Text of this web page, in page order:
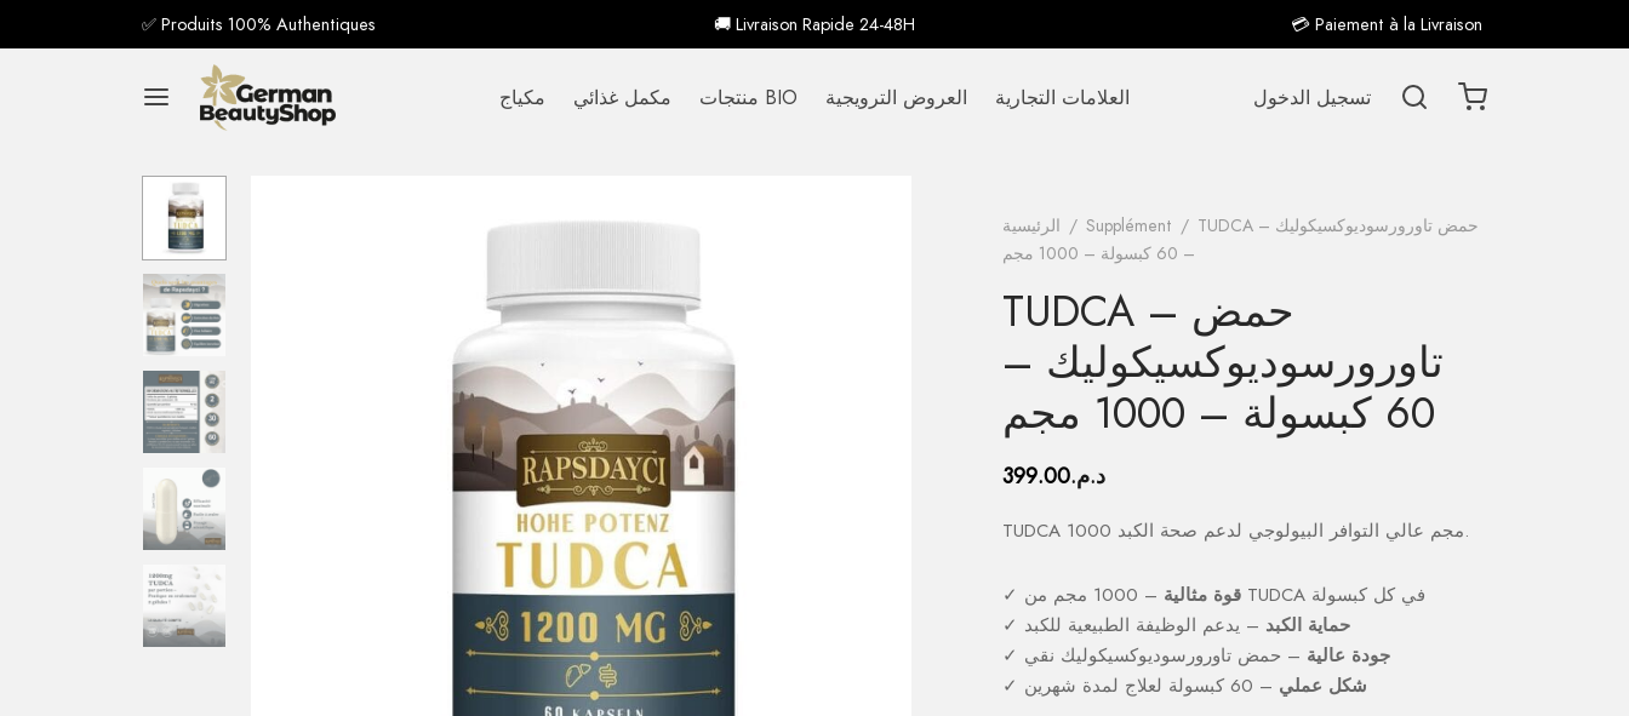
✅ Produits 100% Authentiques 🚚 Livraison Rapide 24-48H 💳 Paiement à la Livraison
مكياج مكمل غذائي منتجات BIO العروض الترويجية العلامات التجارية تسجيل الدخول
الرئيسية / Supplément / TUDCA – حمض تاورورسوديوكسيكوليك
– 60 كبسولة – 1000 مجم
TUDCA – حمض
تاورورسوديوكسيكوليك –
60 كبسولة – 1000 مجم
د.م.399.00
TUDCA 1000 مجم عالي التوافر البيولوجي لدعم صحة الكبد.
✓ قوة مثالية
– 1000 مجم من TUDCA في كل كبسولة
✓
حماية الكبد – يدعم الوظيفة الطبيعية للكبد
✓
جودة عالية – حمض تاورورسوديوكسيكوليك نقي
✓
شكل عملي – 60 كبسولة لعلاج لمدة شهرين